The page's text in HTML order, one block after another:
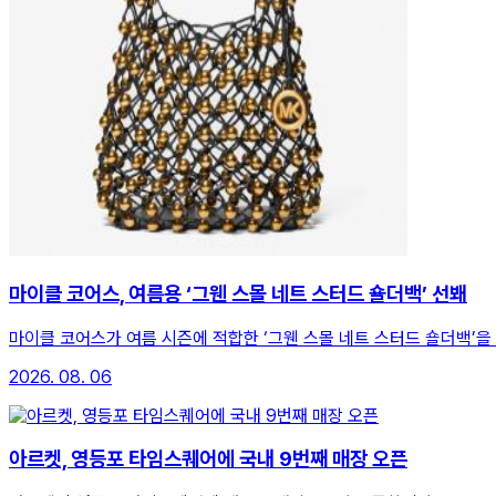
마이클 코어스, 여름용 ‘그웬 스몰 네트 스터드 숄더백’ 선봬
마이클 코어스가 여름 시즌에 적합한 ‘그웬 스몰 네트 스터드 숄더백’
2026. 08. 06
아르켓, 영등포 타임스퀘어에 국내 9번째 매장 오픈